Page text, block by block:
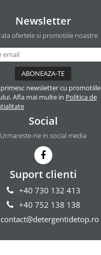
Newsletter
ofertele si promotiile noastre
primesc newsletter cu promotiile
Afla mai multe in Politica de
Social
Urmareste-ne in social media
Suport clienti
+40 730 132 413
+40 752 138 138
contact@detergentidetop.ro